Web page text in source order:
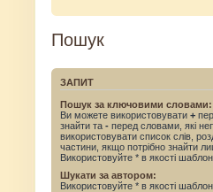
Пошук
ЗАПИТ
Пошук за ключовими словами:
Ви можете використовувати +
знайти та - перед словами, які
використовувати список слів,
частини, якщо потрібно знайти
Використовуйте * в якості
Шукати за автором:
Використовуйте * в якості